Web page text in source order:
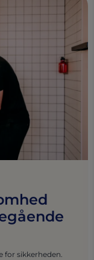
for sikkerheden.